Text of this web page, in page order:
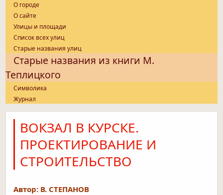
О городе
О сайте
Улицы и площади
Список всех улиц
Старые названия улиц
Старые названия из книги М.
Теплицкого
Символика
Журнал
ВОКЗАЛ В КУРСКЕ.
ПРОЕКТИРОВАНИЕ И
СТРОИТЕЛЬСТВО
Автор: В. СТЕПАНОВ